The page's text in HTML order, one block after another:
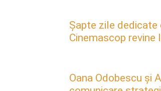
Șapte zile
Cinemascop revine
Oana Odobescu și